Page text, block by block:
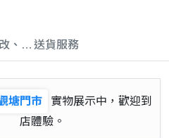
、取消與退款政策
送貨服務
塘門市
實物展示中，歡迎到
店體驗。